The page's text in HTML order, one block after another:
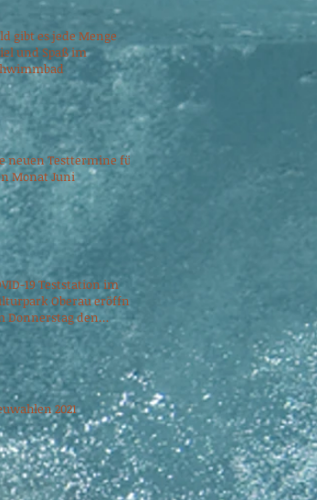
gibt es jede Menge
und Spaß im
neuen Testtermine für
Monat Juni
19 Teststation im
Oberau eröffnet
Donnerstag den
2021